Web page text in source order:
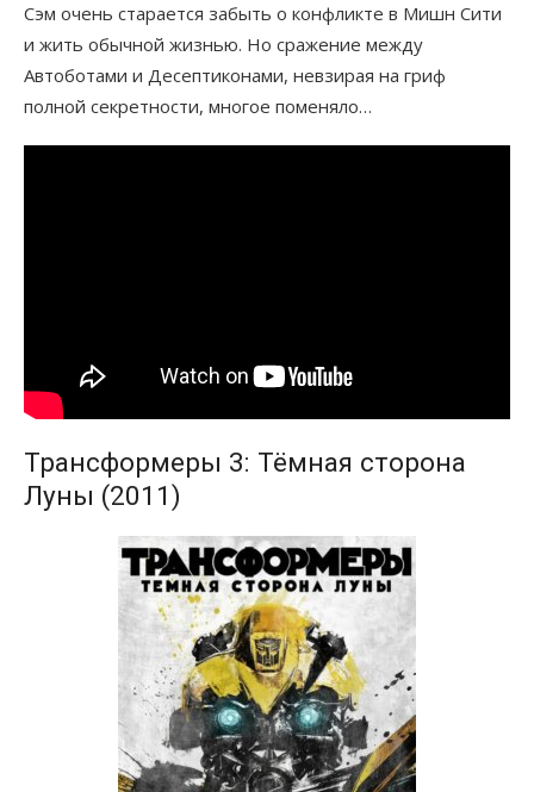
Сэм очень старается забыть о конфликте в Мишн Сити
и жить обычной жизнью. Но сражение между
Автоботами и Десептиконами, невзирая на гриф
полной секретности, многое поменяло…
Трансформеры 3: Тёмная сторона
Луны (2011)